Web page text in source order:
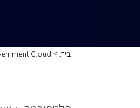
בית>
Cloud